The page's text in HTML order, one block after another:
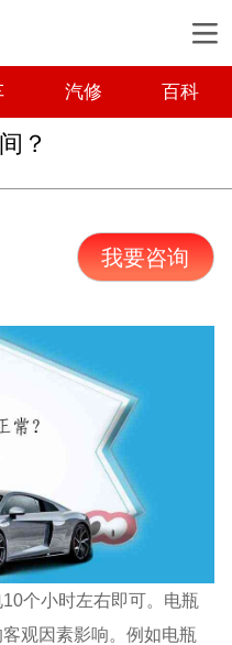
汽修 百科
？
我要咨询
个小时左右即可。电瓶
观因素影响。例如电瓶